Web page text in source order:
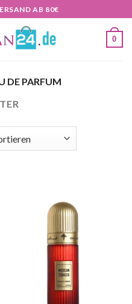
AB 80€
0
DE PARFUM